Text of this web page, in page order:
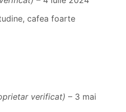
cafea foarte
verificat) – 3 mai